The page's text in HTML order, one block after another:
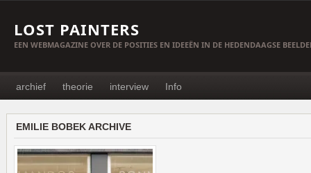
LOST PAINTERS
EEN WEBMAGAZINE OVER DE POSITIES EN IDEEËN IN DE HEDENDAAGSE
archief theorie interview Info
EMILIE BOBEK ARCHIVE